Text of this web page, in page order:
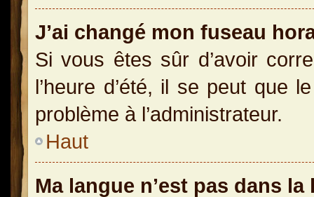
J’ai changé mon fuseau
Si vous êtes sûr d’avoir
l’heure d’été, il se peut que
problème à l’administrateur.
Haut
Ma langue n’est pas dans la